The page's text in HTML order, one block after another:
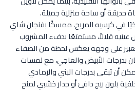
حديقة أو ساحة منزلية جميلة.
في كرسيه المريح، ممسكًا بفنجان شاي
قليلاً، مستمتعًا بدفء المشروب
على وجهه يعكس لحظة من الصفاء
بدرجات الأبيض والعاجي، مع لمسات
أن تبقى بدرجات البني والرمادي
بلون بيج دافئ أو جدار خشبي لمنح